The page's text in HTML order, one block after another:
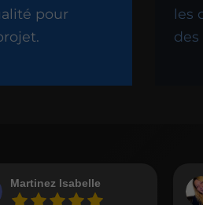
pour
les
des